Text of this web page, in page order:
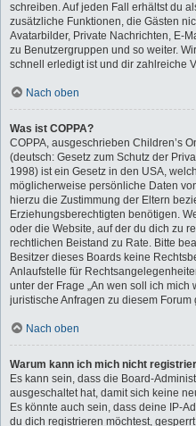
schreiben. Auf jeden Fall erhältst du
zusätzliche Funktionen, die Gästen
Avatarbilder, Private Nachrichten, E-
zu Benutzergruppen und so weiter.
schnell erledigt ist und dir zahlreiche
Nach oben
Was ist COPPA?
COPPA, ausgeschrieben Children’s
(deutsch: Gesetz zum Schutz der
1998) ist ein Gesetz in den USA,
möglicherweise persönliche Daten
hierzu die Zustimmung der Eltern
Erziehungsberechtigten benötigen.
oder die Website, auf der du dich zu
rechtlichen Beistand zu Rate. Bitte
Besitzer dieses Boards keine
Anlaufstelle für
unter der Frage „An wen soll ich
juristische Anfragen zu diesem Forum
Nach oben
Warum kann ich mich nicht
Es kann sein, dass die Board-
ausgeschaltet hat, damit sich keine
Es könnte auch sein, dass deine IP-
du dich registrieren möchtest,